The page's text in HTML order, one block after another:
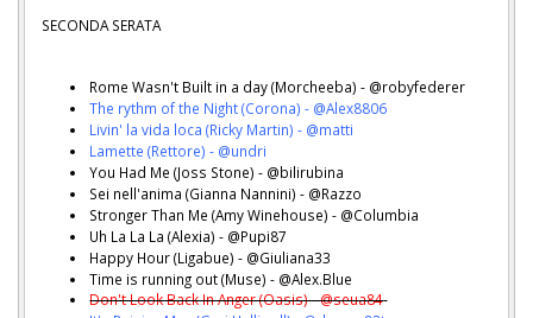
SECONDA SERATA
Rome Wasn't Built in a day (Morcheeba) - @robyfederer
The rythm of the Night (Corona) - @Alex8806
Livin' la vida loca (Ricky Martin) - @matti
Lamette (Rettore) - @undri
You Had Me (Joss Stone) - @bilirubina
Sei nell'anima (Gianna Nannini) - @Razzo
Stronger Than Me (Amy Winehouse) - @Columbia
Uh La La La (Alexia) - @Pupi87
Happy Hour (Ligabue) - @Giuliana33
Time is running out (Muse) - @Alex.Blue
Don't Look Back In Anger (Oasis) - @seua84